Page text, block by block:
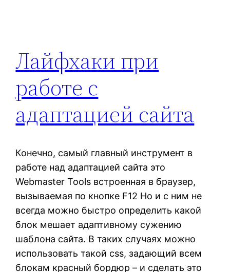
Лайфхаки при
работе с
адаптацией сайта
Конечно, самый главный инструмент в
работе над адаптацией сайта это
Webmaster Tools встроенная в браузер,
вызываемая по кнопке F12 Но и с ним не
всегда можно быстро определить какой
блок мешает адаптивному сужению
шаблона сайта. В таких случаях можно
использовать такой css, задающий всем
блокам красный бордюр – и сделать это